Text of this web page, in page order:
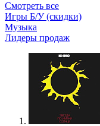
Смотреть все
Игры Б/У (скидки)
Музыка
Лидеры продаж